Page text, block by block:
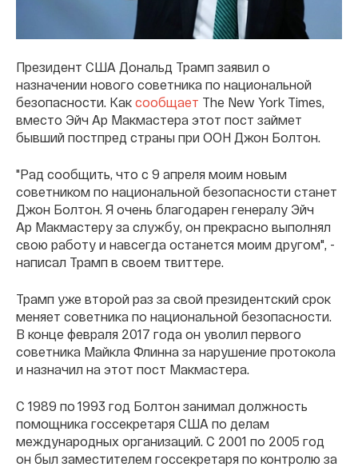
Президент США Дональд Трамп заявил о
назначении нового советника по национальной
безопасности. Как сообщает The New York Times,
вместо Эйч Ар Макмастера этот пост займет
бывший постпред страны при ООН Джон Болтон.
"Рад сообщить, что с 9 апреля моим новым
советником по национальной безопасности станет
Джон Болтон. Я очень благодарен генералу Эйч
Ар Макмастеру за службу, он прекрасно выполнял
свою работу и навсегда останется моим другом", -
написал Трамп в своем твиттере.
Трамп уже второй раз за свой президентский срок
меняет советника по национальной безопасности.
В конце февраля 2017 года он уволил первого
советника Майкла Флинна за нарушение протокола
и назначил на этот пост Макмастера.
С 1989 по 1993 год Болтон занимал должность
помощника госсекретаря США по делам
международных организаций. С 2001 по 2005 год
он был заместителем госсекретаря по контролю за